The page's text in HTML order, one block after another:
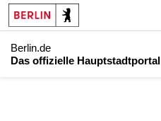
Berlin.de
Das offizielle Hauptstadtportal